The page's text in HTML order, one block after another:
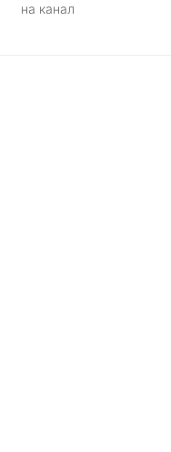
на канал